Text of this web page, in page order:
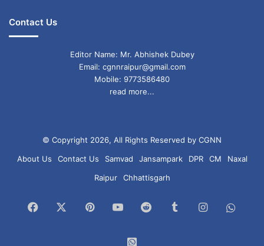
Contact Us
Editor Name: Mr. Abhishek Dubey
Email: cgnnraipur@gmail.com
Mobile: 9773586480
read more...
© Copyright 2026, All Rights Reserved by CGNN
About Us
Contact Us Samvad Jansampark DPR CM
Naxal
Raipur
Chhattisgarh
Facebook PinterestYouTubeReddit TumblrInstagram